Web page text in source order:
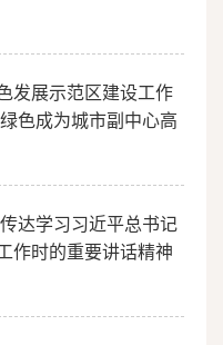
发展示范区建设工作
色成为城市副中心高
达学习习近平总书记
作时的重要讲话精神